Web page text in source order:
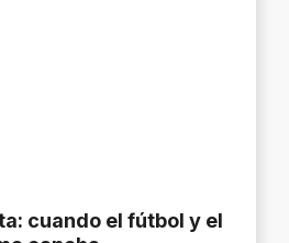
cuando el fútbol y el